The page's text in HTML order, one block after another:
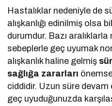
Hastalıklar nedeniyle de
alışkanlığı edinilmiş olsa
durumdur. Bazı
sebeplerle geç uyumak
alışkanlık haline gelmiş
sağlığa zararları
ciddidir. Uzun süre devam
geç uyuduğunuzda